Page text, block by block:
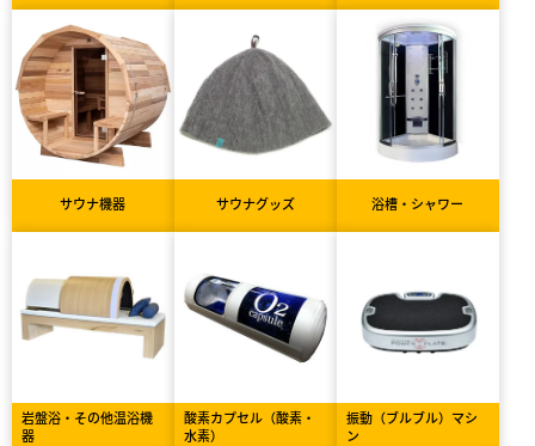
サウナ機器 サウナグッズ 浴槽・シャワー
岩盤浴・その他温浴機
器
酸素カプセル（酸素・
水素）
振動（ブルブル）マシ
ン